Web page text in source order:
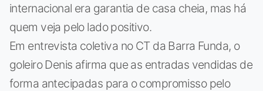
internacional era garantia de casa cheia, mas há
quem veja pelo lado positivo.
Em entrevista coletiva no CT da Barra Funda, o
goleiro Denis afirma que as entradas vendidas de
forma antecipadas para o compromisso pelo